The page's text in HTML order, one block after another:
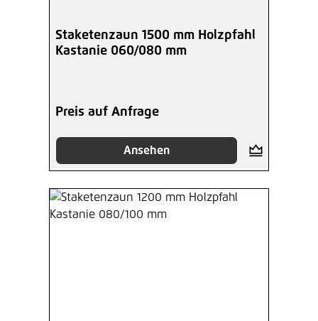
Staketenzaun 1500 mm Holzpfahl
Kastanie 060/080 mm
Preis auf Anfrage
Ansehen